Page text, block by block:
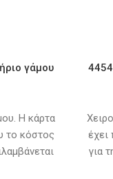
γάμου
Η κάρτα
το κόστος
για